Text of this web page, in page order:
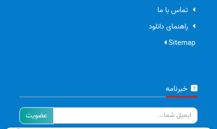
تماس با ما
راهنمای دانلود
Sitemap
خبرنامه
ایمیل